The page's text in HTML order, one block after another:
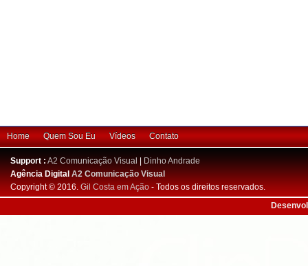
Home Quem Sou Eu Vídeos Contato
Support : A2 Comunicação Visual
Dinho Andrade
Agência DigitalA2 Comunicação Visual
Copyright © 2016. Gil Costa em Ação - Todos os direitos reservados.